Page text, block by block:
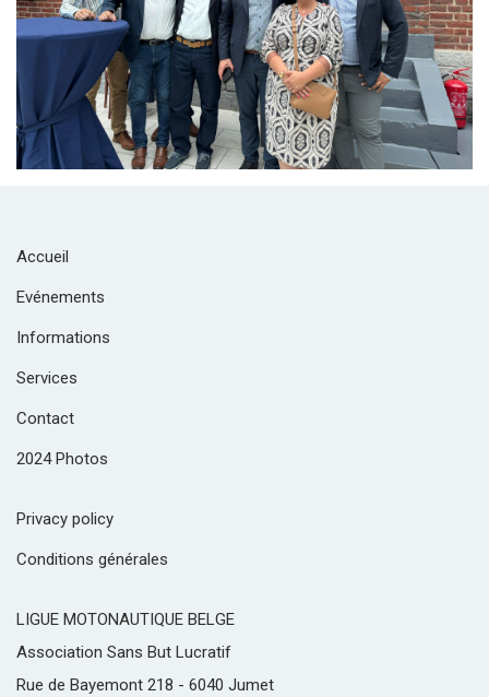
Accueil
Evénements
Informations
Services
Contact
2024 Photos
Privacy policy
Conditions générales
LIGUE MOTONAUTIQUE BELGE
Association Sans But Lucratif
Rue de Bayemont 218 - 6040 Jumet